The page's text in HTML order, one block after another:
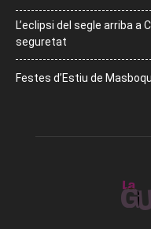
L’eclipsi del segle arriba
seguretat
Festes d’Estiu de